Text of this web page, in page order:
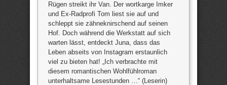
Rügen streikt ihr Van. Der wortkarge Imker
und Ex-Radprofi Tom liest sie auf und
schleppt sie zähneknirschend auf seinen
Hof. Doch während die Werkstatt auf sich
warten lässt, entdeckt Juna, dass das
Leben abseits von Instagram erstaunlich
viel zu bieten hat! „Ich verbrachte mit
diesem romantischen Wohlfühlroman
unterhaltsame Lesestunden …“ (Leserin)